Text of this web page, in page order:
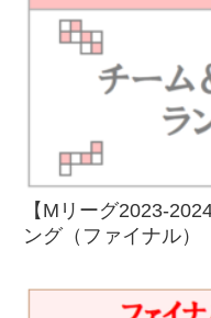
【Mリーグ2023-
ング（ファイナル）